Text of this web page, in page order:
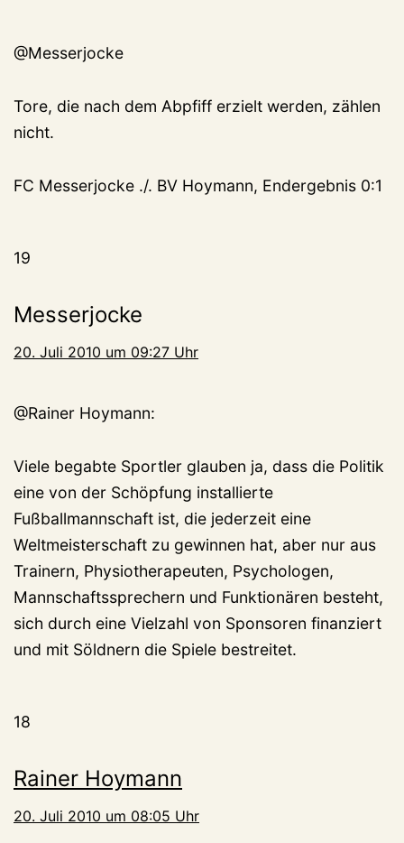
@Messerjocke
Tore, die nach dem Abpfiff erzielt werden, zählen
nicht.
FC Messerjocke ./. BV Hoymann, Endergebnis 0:1
19
Messerjocke
20. Juli 2010 um 09:27 Uhr
@Rainer Hoymann:
Viele begabte Sportler glauben ja, dass die Politik
eine von der Schöpfung installierte
Fußballmannschaft ist, die jederzeit eine
Weltmeisterschaft zu gewinnen hat, aber nur aus
Trainern, Physiotherapeuten, Psychologen,
Mannschaftssprechern und Funktionären besteht,
sich durch eine Vielzahl von Sponsoren finanziert
und mit Söldnern die Spiele bestreitet.
18
Rainer Hoymann
20. Juli 2010 um 08:05 Uhr